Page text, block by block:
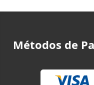
Métodos de